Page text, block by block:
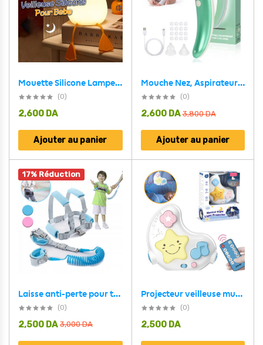
Mouette Silicone Lampe Veilleuse Rechargeable Pour Bébé ZH117
(0)
2,600 DA
Ajouter au panier
Mouche Nez, Aspirateur nasal électrique pour bébé 2 Tailles D’embouts – شفاطة الأنف الكهربائية للطفل
(0)
3,800DA
2,600 DA
Ajouter au panier
17% Réduction
Laisse anti-perte pour tout-petit avec harnais pour la sécurité des enfants – حزام شد الأطفال
(0)
3,000DA
2,500 DA
Projecteur veilleuse musicale avec télécommande pour bébé
(0)
2,500 DA